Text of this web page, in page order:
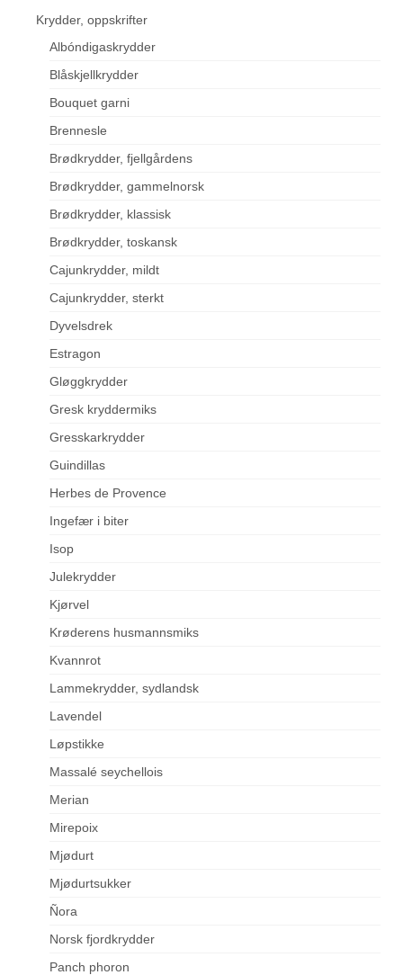
Krydder, oppskrifter
Albóndigaskrydder
Blåskjellkrydder
Bouquet garni
Brennesle
Brødkrydder, fjellgårdens
Brødkrydder, gammelnorsk
Brødkrydder, klassisk
Brødkrydder, toskansk
Cajunkrydder, mildt
Cajunkrydder, sterkt
Dyvelsdrek
Estragon
Gløggkrydder
Gresk kryddermiks
Gresskarkrydder
Guindillas
Herbes de Provence
Ingefær i biter
Isop
Julekrydder
Kjørvel
Krøderens husmannsmiks
Kvannrot
Lammekrydder, sydlandsk
Lavendel
Løpstikke
Massalé seychellois
Merian
Mirepoix
Mjødurt
Mjødurtsukker
Ñora
Norsk fjordkrydder
Panch phoron